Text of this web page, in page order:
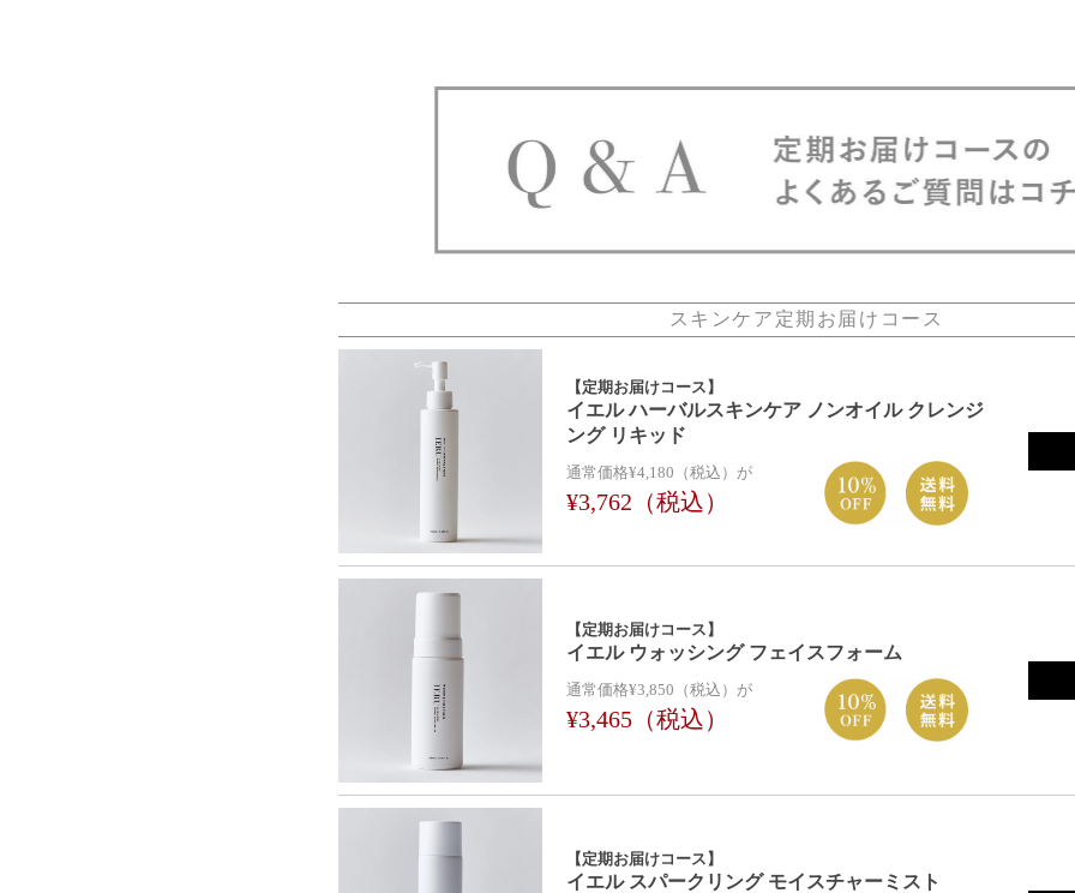
スキンケア定期お届けコース
【定期お届けコース】
イエル ハーバルスキンケア ノンオイル クレンジ
ング リキッド
通常価格¥4,180（税込）が
¥3,762（税込）
【定期お届けコース】
イエル ウォッシング フェイスフォーム
通常価格¥3,850（税込）が
¥3,465（税込）
【定期お届けコース】
イエル スパークリング モイスチャーミスト